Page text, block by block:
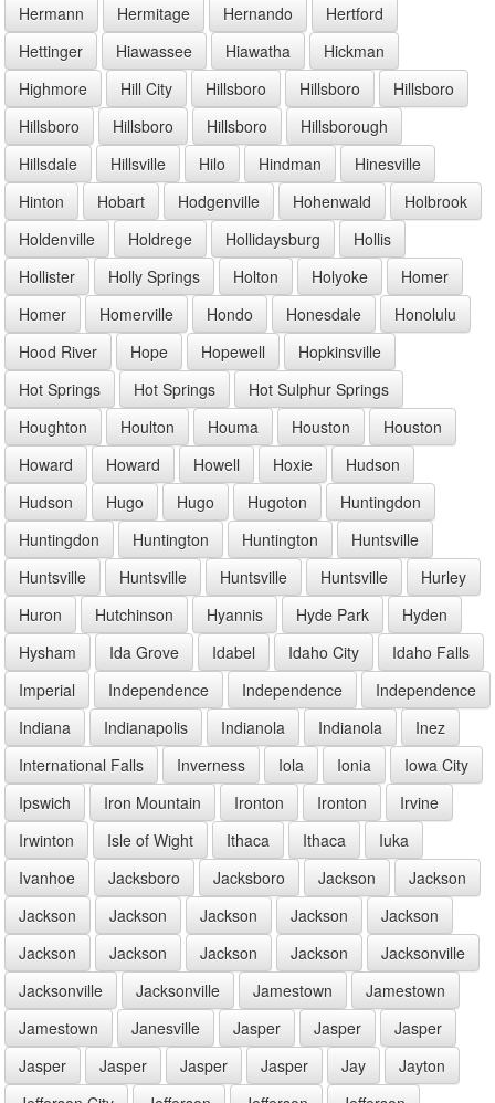
Hermann
Hermitage Hernando
Hertford
Hettinger
Hiawassee Hiawatha
Hickman
Highmore
Hill City Hillsboro Hillsboro
Hillsboro
Hillsboro
Hillsboro Hillsboro
Hillsborough
Hillsdale
Hillsville Hilo Hindman
Hinesville
Hinton
Hobart Hodgenville Hohenwald
Holbrook
Holdenville
Holdrege Hollidaysburg
Hollis
Hollister
Holly Springs Holton Holyoke
Homer
Homer
Homerville Hondo Honesdale
Honolulu
Hood River
Hope Hopewell
Hopkinsville
Hot Springs
Hot Springs
Hot Sulphur Springs
Houghton
Houlton Houma Houston
Houston
Howard
Howard Howell Hoxie
Hudson
Hudson
Hugo Hugo Hugoton
Huntingdon
Huntingdon
Huntington Huntington
Huntsville
Huntsville
Huntsville Huntsville Huntsville
Hurley
Huron
Hutchinson Hyannis Hyde Park
Hyden
Hysham
Ida Grove Idabel Idaho City
Idaho Falls
Imperial
Independence Independence
Independence
Indiana
Indianapolis Indianola Indianola
Inez
International Falls
Inverness Iola Ionia
Iowa City
Ipswich
Iron Mountain Ironton Ironton
Irvine
Irwinton
Isle of Wight Ithaca Ithaca
Iuka
Ivanhoe
Jacksboro Jacksboro Jackson
Jackson
Jackson
Jackson Jackson Jackson
Jackson
Jackson
Jackson Jackson Jackson
Jacksonville
Jacksonville
Jacksonville Jamestown
Jamestown
Jamestown
Janesville Jasper Jasper
Jasper
Jasper
Jasper Jasper Jasper Jay
Jayton